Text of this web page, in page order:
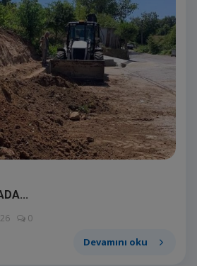
0
Devamını oku